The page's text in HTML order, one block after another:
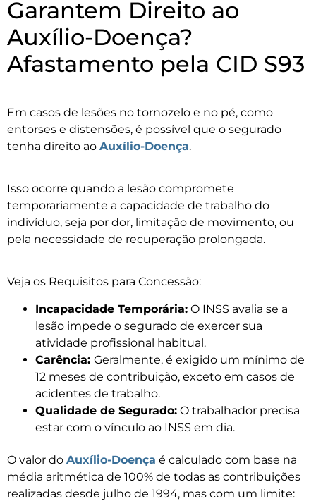
Garantem Direito ao
Auxílio-Doença?
Afastamento pela CID S93
Em casos de lesões no tornozelo e no pé, como
entorses e distensões, é possível que o segurado
tenha direito ao Auxílio-Doença.
Isso ocorre quando a lesão compromete
temporariamente a capacidade de trabalho do
indivíduo, seja por dor, limitação de movimento, ou
pela necessidade de recuperação prolongada.
Veja os Requisitos para Concessão:
Incapacidade Temporária: O INSS avalia se a
lesão impede o segurado de exercer sua
atividade profissional habitual.
Carência: Geralmente, é exigido um mínimo de
12 meses de contribuição, exceto em casos de
acidentes de trabalho.
Qualidade de Segurado: O trabalhador precisa
estar com o vínculo ao INSS em dia.
O valor do Auxílio-Doença é calculado com base na
média aritmética de 100% de todas as contribuições
realizadas desde julho de 1994, mas com um limite: